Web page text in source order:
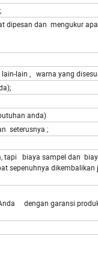
dipesan dan mengukur
lain-lain , warna yang
anda)
seterusnya ;
tapi biaya sampel dan
sepenuhnya
dengan garansi